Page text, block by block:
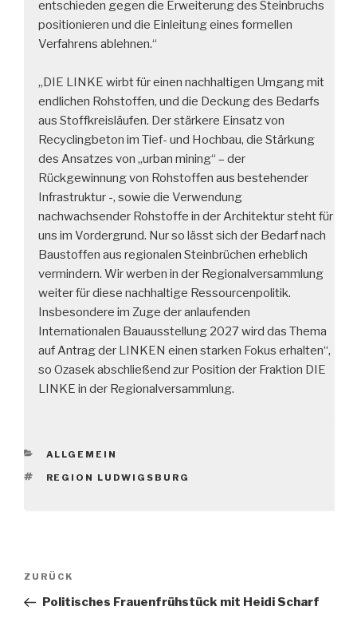
entschieden gegen die Erweiterung des Steinbruchs
positionieren und die Einleitung eines formellen
Verfahrens ablehnen.“
„DIE LINKE wirbt für einen nachhaltigen Umgang mit
endlichen Rohstoffen, und die Deckung des Bedarfs
aus Stoffkreisläufen. Der stärkere Einsatz von
Recyclingbeton im Tief- und Hochbau, die Stärkung
des Ansatzes von „urban mining“ – der
Rückgewinnung von Rohstoffen aus bestehender
Infrastruktur -, sowie die Verwendung
nachwachsender Rohstoffe in der Architektur steht für
uns im Vordergrund. Nur so lässt sich der Bedarf nach
Baustoffen aus regionalen Steinbrüchen erheblich
vermindern. Wir werben in der Regionalversammlung
weiter für diese nachhaltige Ressourcenpolitik.
Insbesondere im Zuge der anlaufenden
Internationalen Bauausstellung 2027 wird das Thema
auf Antrag der LINKEN einen starken Fokus erhalten“,
so Ozasek abschließend zur Position der Fraktion DIE
LINKE in der Regionalversammlung.
KATEGORIEN
ALLGEMEIN
SCHLAGWÖRTER
REGION LUDWIGSBURG
Beitragsnavigation
Vorheriger
Beitrag
ZURÜCK
Politisches Frauenfrühstück mit Heidi Scharf